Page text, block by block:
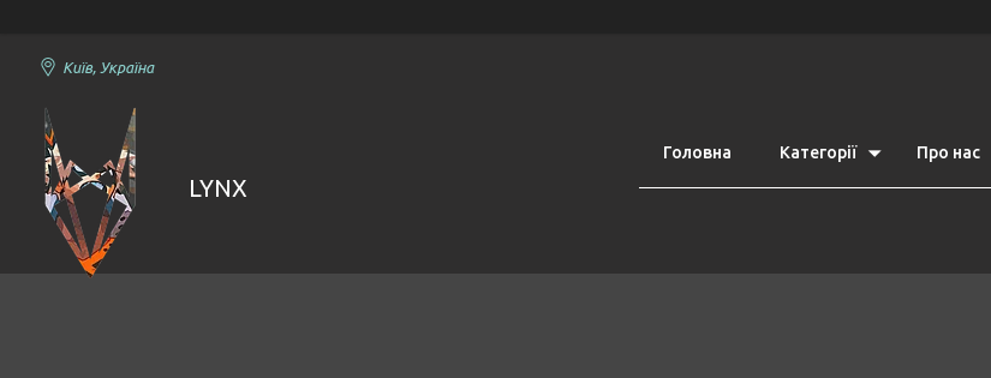
Київ, Україна
LYNX
Головна Категорії Про нас